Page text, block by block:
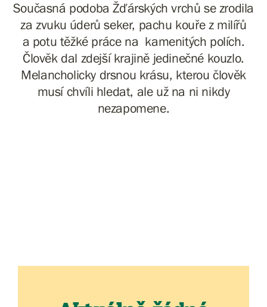
Současná podoba Žďárských vrchů se zrodila
za zvuku úderů seker, pachu kouře z milířů
a potu těžké práce na kamenitých polích.
Člověk dal zdejší krajině jedinečné kouzlo.
Melancholicky drsnou krásu, kterou člověk
musí chvíli hledat, ale už na ni nikdy
nezapomene.